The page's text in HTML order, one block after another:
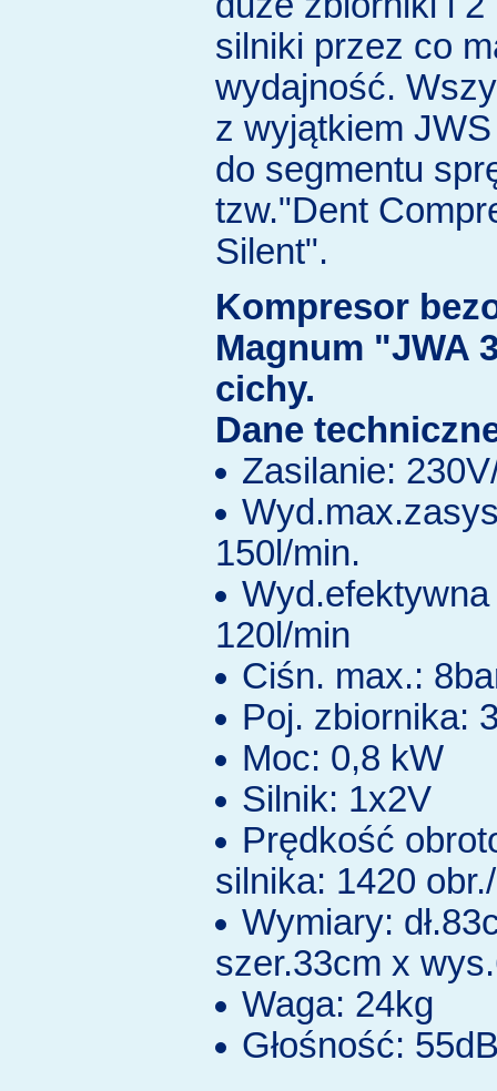
silniki przez co
wydajność.
z wyjątkiem
do segmentu
tzw."Dent
Silent".
Kompresor
Magnum "JWA
cichy.
Dane
Zasilanie:
150l/min.
120l/min
Ciśn. max.:
Poj. zbiornika:
Moc: 0,8 kW
Silnik: 1x2V
Prędkość
silnika: 1420
Wymiary:
szer.33cm x
Waga: 24kg
Głośność: